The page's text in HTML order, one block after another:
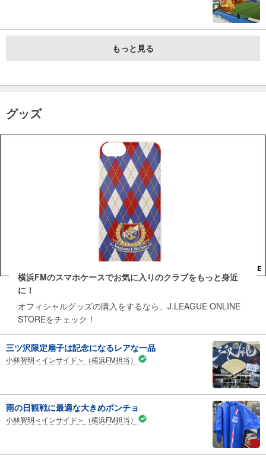
もっと見る
グッズ
横浜FMのスマホケースでお気に入りのクラブをもっと身近
に！
オフィシャルグッズの購入をするなら、J.LEAGUE ONLINE
STOREをチェック！
三ツ沢限定扇子は記念になるレアな一品
小林智明＜インサイド＞（横浜FM担当）
雨の日観戦に最適な大きめポンチョ
小林智明＜インサイド＞（横浜FM担当）